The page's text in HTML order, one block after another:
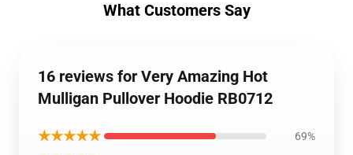
What Customers Say
16 reviews for Very Amazing Hot
Mulligan Pullover Hoodie RB0712
★★★★★ 69%